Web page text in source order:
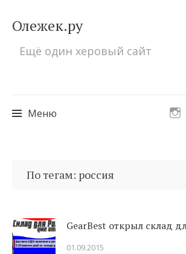
Олежек.ру
Ещё один херовый сайт
Меню
кПо тегам: россия
GearBest открыл склад
01.09.2015